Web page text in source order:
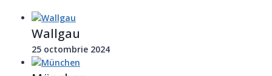
Wallgau
25 octombrie 2024